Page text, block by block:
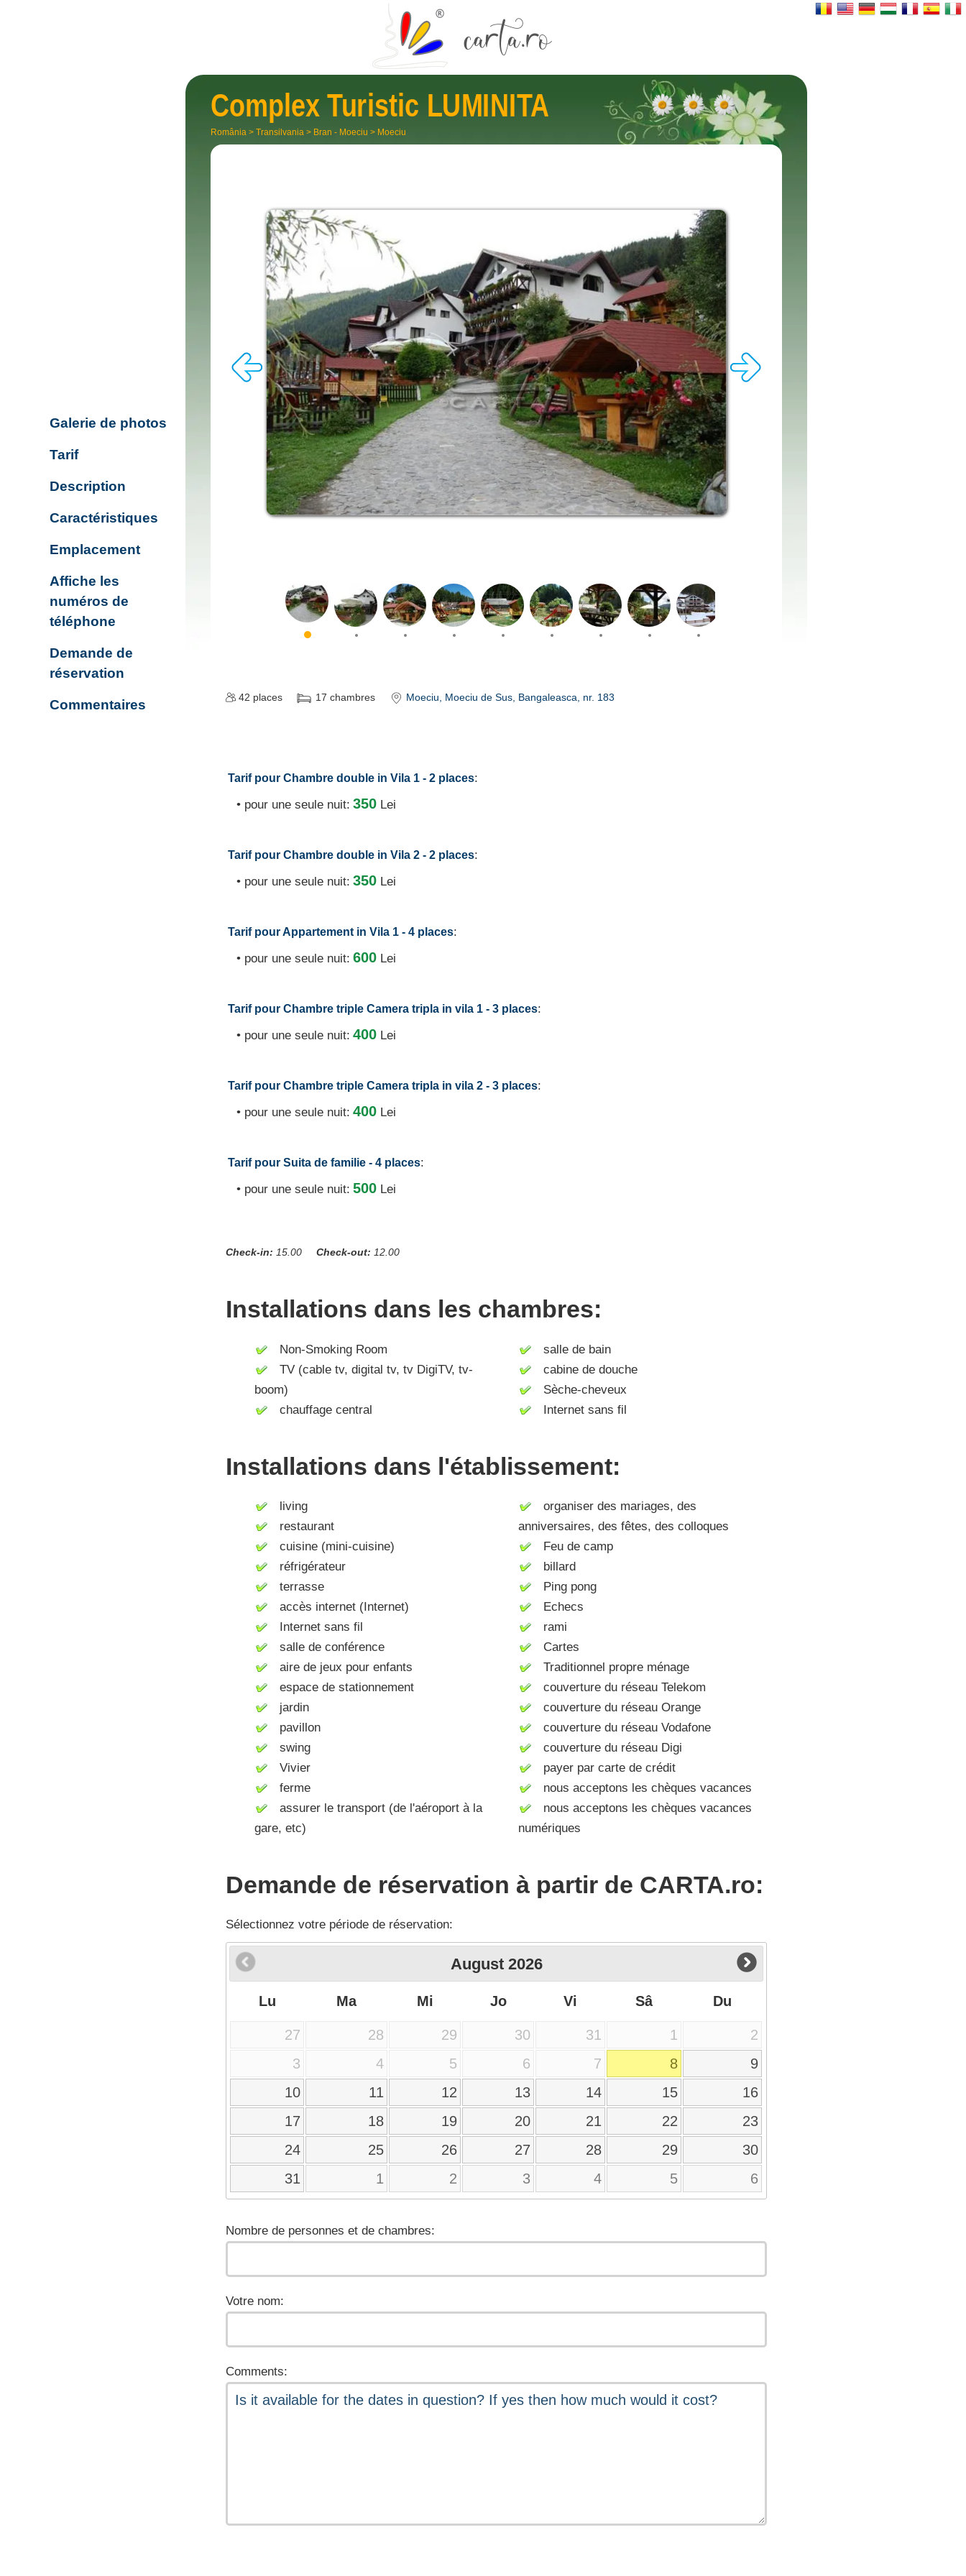
Complex Turistic LUMINITA
România > Transilvania > Bran - Moeciu > Moeciu
42 places 17 chambres Moeciu, Moeciu de Sus, Bangaleasca, nr. 183
Tarif pour Chambre double in Vila 1 - 2 places:
• pour une seule nuit: 350 Lei
Tarif pour Chambre double in Vila 2 - 2 places:
• pour une seule nuit: 350 Lei
Tarif pour Appartement in Vila 1 - 4 places:
• pour une seule nuit: 600 Lei
Tarif pour Chambre triple Camera tripla in vila 1 - 3 places:
• pour une seule nuit: 400 Lei
Tarif pour Chambre triple Camera tripla in vila 2 - 3 places:
• pour une seule nuit: 400 Lei
Tarif pour Suita de familie - 4 places:
• pour une seule nuit: 500 Lei
Check-in: 15.00 Check-out: 12.00
Installations dans les chambres:
Non-Smoking Room
TV (cable tv, digital tv, tv DigiTV, tv-
boom)
chauffage central
salle de bain
cabine de douche
Sèche-cheveux
Internet sans fil
Installations dans l'établissement:
living
restaurant
cuisine (mini-cuisine)
réfrigérateur
terrasse
accès internet (Internet)
Internet sans fil
salle de conférence
aire de jeux pour enfants
espace de stationnement
jardin
pavillon
swing
Vivier
ferme
assurer le transport (de l'aéroport à la
gare, etc)
organiser des mariages, des
anniversaires, des fêtes, des colloques
Feu de camp
billard
Ping pong
Echecs
rami
Cartes
Traditionnel propre ménage
couverture du réseau Telekom
couverture du réseau Orange
couverture du réseau Vodafone
couverture du réseau Digi
payer par carte de crédit
nous acceptons les chèques vacances
nous acceptons les chèques vacances
numériques
Demande de réservation à partir de CARTA.ro:
Sélectionnez votre période de réservation:
August 2026
Lu Ma Mi Jo Vi Sâ Du
27 28 29 30 31 1
2
3
4 5 6 7 8
9
10
11 12 13 14 15
16
17
18 19 20 21 22
23
24
25 26 27 28 29
30
31
1 2 3 4 5 6
Nombre de personnes et de chambres:
Votre nom:
Comments:
Galerie de photos
Tarif
Description
Caractéristiques
Emplacement
Affiche les
numéros de
téléphone
Demande de
réservation
Commentaires